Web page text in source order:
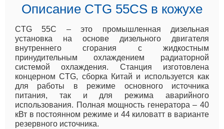
Описание CTG 55CS в кожухе
CTG 55C – это промышленная дизельная
установка на основе дизельного двигателя
внутреннего сгорания с жидкостным
принудительным охлаждением радиаторной
системой охлаждения. Станция изготовлена
концерном CTG, сборка Китай и используется как
для работы в режиме основного источника
питания, так и для режима аварийного
использования. Полная мощность генератора – 40
кВт в постоянном режиме и 44 киловатт в варианте
резервного источника.